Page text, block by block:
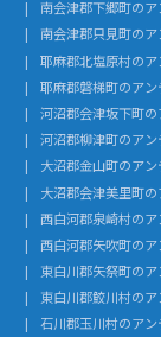
南会津郡下郷町の
南会津郡只見町の
耶麻郡北塩原村の
耶麻郡磐梯町のア
河沼郡会津坂下町
河沼郡柳津町のア
大沼郡金山町のア
大沼郡会津美里町
西白河郡泉崎村の
西白河郡矢吹町の
東白川郡矢祭町の
東白川郡鮫川村の
石川郡玉川村のア